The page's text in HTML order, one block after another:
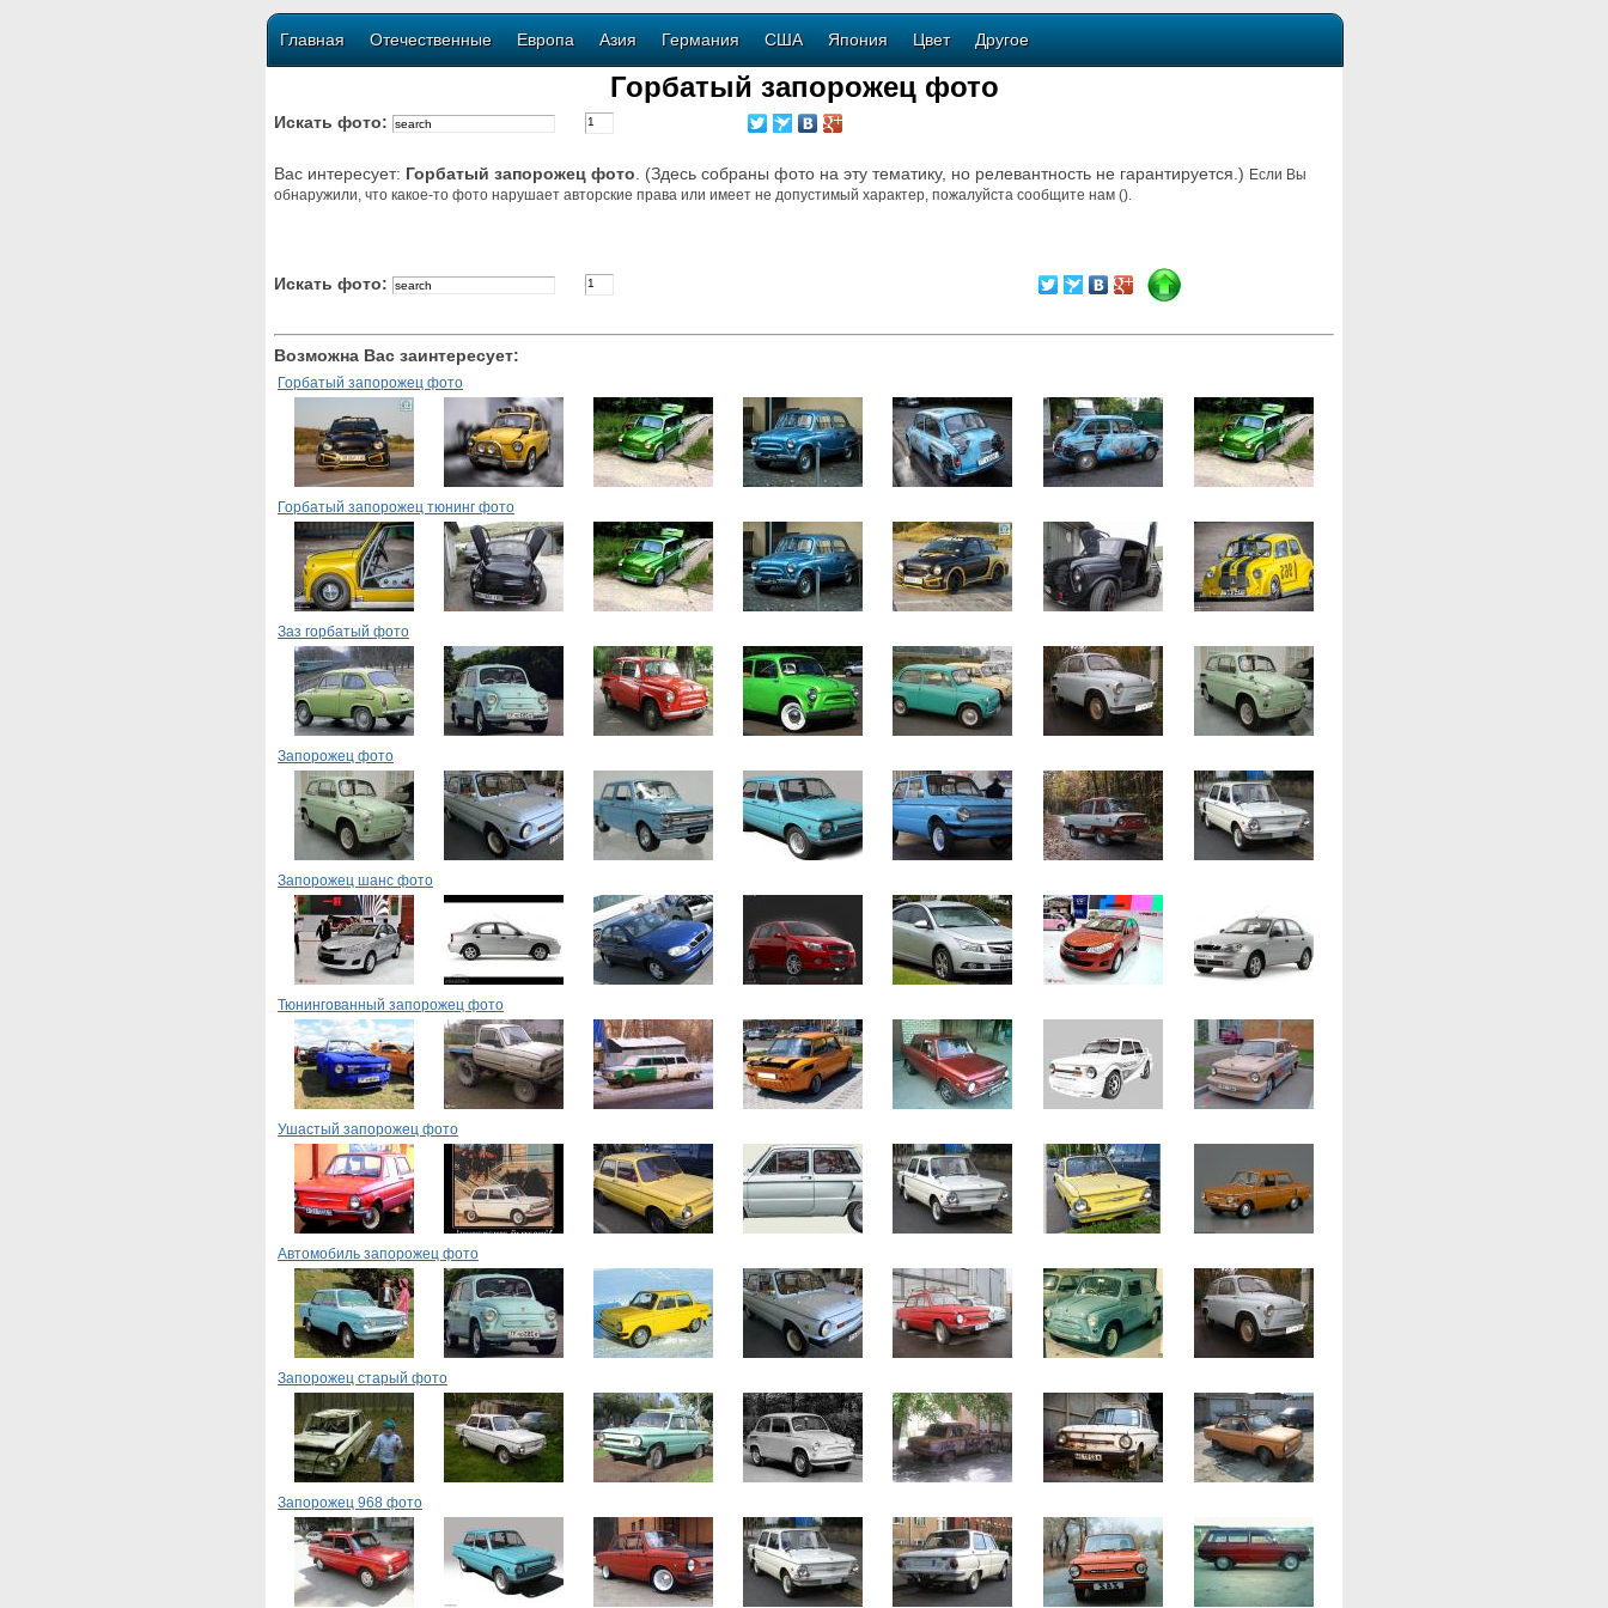
Главная Отечественные Европа Азия Германия США Япония Цвет Другое
Горбатый запорожец фото
Искать фото:
Вас интересует: Горбатый запорожец фото . (Здесь собраны фото на эту тематику, но релевантность не гарантируется.) Если Вы
обнаружили, что какое-то фото нарушает авторские права или имеет не допустимый характер, пожалуйста сообщите нам ().
Искать фото:
Возможна Вас заинтересует:
Горбатый запорожец фото
Горбатый запорожец тюнинг фото
Заз горбатый фото
Запорожец фото
Запорожец шанс фото
Тюнингованный запорожец фото
Ушастый запорожец фото
Автомобиль запорожец фото
Запорожец старый фото
Запорожец 968 фото